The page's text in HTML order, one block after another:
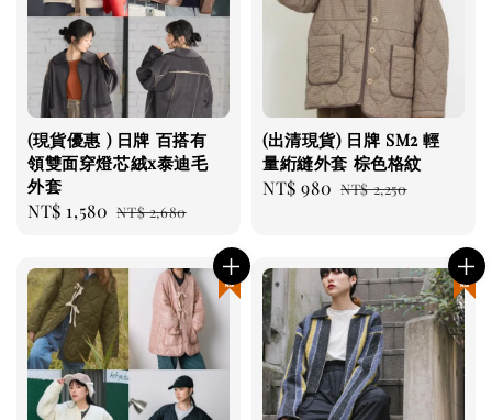
(現貨優惠 ) 日牌 百搭有
領雙面穿燈芯絨x泰迪毛
外套
Sale
NT$ 1,580 Regular
NT$ 2,680
(出清現貨) 日牌 SM2 輕
量絎縫外套 棕色格紋
Sale
NT$ 980 Regular
NT$ 2,250